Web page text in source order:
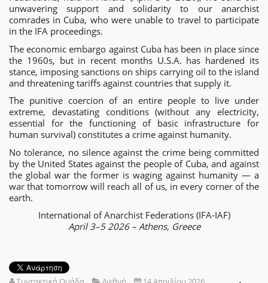
unwavering support and solidarity to our anarchist
comrades in Cuba, who were unable to travel to participate
in the IFA proceedings.
The economic embargo against Cuba has been in place since
the 1960s, but in recent months U.S.A. has hardened its
stance, imposing sanctions on ships carrying oil to the island
and threatening tariffs against countries that supply it.
The punitive coercion of an entire people to live under
extreme, devastating conditions (without any electricity,
essential for the functioning of basic infrastructure for
human survival) constitutes a crime against humanity.
No tolerance, no silence against the crime being committed
by the United States against the people of Cuba, and against
the global war the former is waging against humanity — a
war that tomorrow will reach all of us, in every corner of the
earth.
International of Anarchist Federations (IFA-IAF)
April 3–5 2026 – Athens, Greece